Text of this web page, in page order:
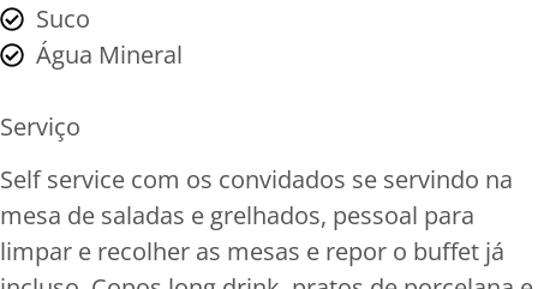
Suco
Água Mineral
Serviço
Self service com os convidados se servindo na
mesa de saladas e grelhados, pessoal para
limpar e recolher as mesas e repor o buffet já